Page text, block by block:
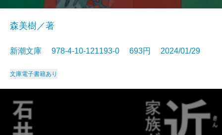
森美樹／著
新潮文庫 978-4-10-121193-0 693円 2024/01/29
文庫電子書籍あり